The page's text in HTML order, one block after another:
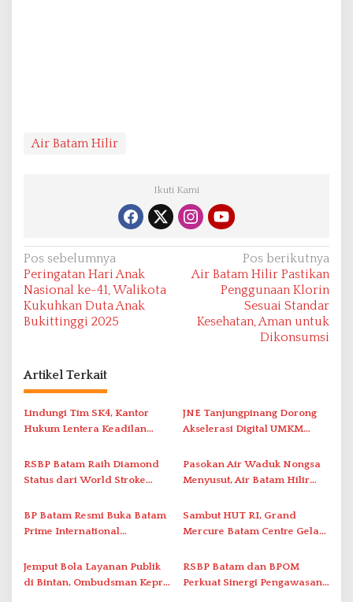
Air Batam Hilir
Ikuti Kami
N
a
v
i
a
s
i
p
o
s
Pos sebelumnya
Peringatan Hari Anak
Nasional ke-41, Walikota
Kukuhkan Duta Anak
Bukittinggi 2025
Pos berikutnya
Air Batam Hilir Pastikan
Penggunaan Klorin
Sesuai Standar
Kesehatan, Aman untuk
Dikonsumsi
Artikel Terkait
Lindungi Tim SK4, Kantor
Hukum Lentera Keadilan
Perlawanan ke Petugas di
Bukik Batarah
JNE Tanjungpinang Dorong
Akselerasi Digital UMKM
2026
RSBP Batam Raih Diamond
Status dari World Stroke
Penanganan Stroke
Berstandar Internasional
Pasokan Air Waduk Nongsa
Menyusut, Air Batam Hilir
Antar-IPAM
BP Batam Resmi Buka Batam
Prime International
2026 di Stadion Temenggung
Abdul Jamal
Sambut HUT RI, Grand
Mercure Batam Centre Gelar
Nusantara’
Jemput Bola Layanan Publik
di Bintan, Ombudsman Kepri
RSBP Batam dan BPOM
Perkuat Sinergi Pengawasan